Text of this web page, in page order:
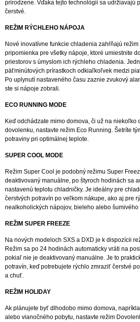
prirodzene. Vďaka tejto technológii sa udržiavajú
čerstvé.
REŽIM RÝCHLEHO NÁPOJA
Nové inovatívne funkcie chladenia zahŕňajú
pripomienka pre všetky nápoje, ktoré umiestnite
priestorov s úmyslom ich rýchleho chladenia.
päťminútových prírastkoch odkiaľkoľvek medzi
Po uplynutí nastaveného času zaznie zvukový
ste si nápoje zobrali.
ECO RUNNING MODE
Keď odchádzate mimo domova, či už na niekoľko
dovolenku, nastavte režim Eco Running. Šetríte
potraviny pri optimálnej teplote.
SUPER COOL MODE
Režim Super Cool je podobný režimu Super
deaktivovaný manuálne, po štyroch hodinách sa
nastavenú teplotu chladničky. Je ideálny pre
čerstvých potravín po veľkom nákupe, ako aj pre
nealkoholických nápojov, bieleho alebo šumivého
REŽIM SUPER FREEZE
Na nových modeloch SXS a DXD je k dispozícii
Režim sa po 24 hodinách automaticky vráti na
pokiaľ nie je deaktivovaný manuálne. Je to
potravín, keď potrebujete rýchlo zmraziť čerstvé
a chuť.
REŽIM HOLIDAY
Ak plánujete byť dlhodobo mimo domova,
alebo vianočného pobytu, nastavte režim